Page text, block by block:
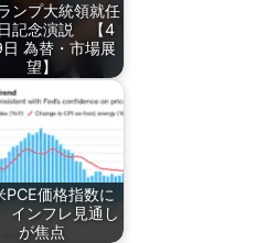
ンプ大統領就任
記念演説 【4
日 為替・市場展
望】
PCE価格指数に
インフレ見通し
が焦点